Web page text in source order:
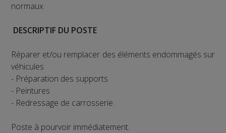
normaux
DESCRIPTIF DU POSTE
Réparer et/ou remplacer des éléments endommagés sur
véhicules
- Préparation des supports
- Peintures
- Redressage de carrosserie.
Poste à pourvoir immédiatement.